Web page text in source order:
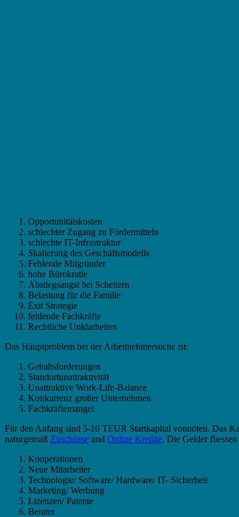
Opportunitätskosten
schlechter Zugang zu Fördermitteln
schlechte IT-Infrastruktur
Skalierung des Geschäftsmodells
Fehlende Mitgründer
hohe Bürokratie
Abstiegsangst bei Scheitern
Belastung für die Familie
Exit Strategie
fehlende Fachkräfte
Rechtliche Unklarheiten
Das Hauptproblem bei der Arbeitnehmersuche ist:
Gehaltsforderungen
Standortunattraktivität
Unattraktive Work-Life-Balance
Konkurrenz großer Unternehmen
Fachkräftemangel
Für den Anfang sind 5-10 TEUR Startkapital vonnöten. Das
naturgemäß Zuschüsse und Online Kredite. Die Gelder
Kooperationen
Neue Mitarbeiter
Technologie/ Software/ Hardware/ IT- Sicherheit
Marketing/ Werbung
Lizenzen/ Patente
Berater